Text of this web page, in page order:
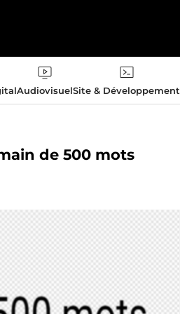
AudiovisuelSite & Développement
de 500 mots